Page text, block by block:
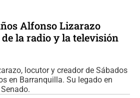
Alfonso Lizarazo
la radio y la televisión
locutor y creador de Sábados
en Barranquilla. Su legado en